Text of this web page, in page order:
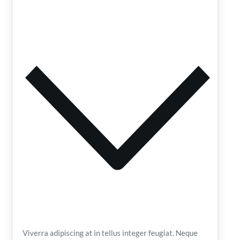
Viverra adipiscing at in tellus integer feugiat. Neque